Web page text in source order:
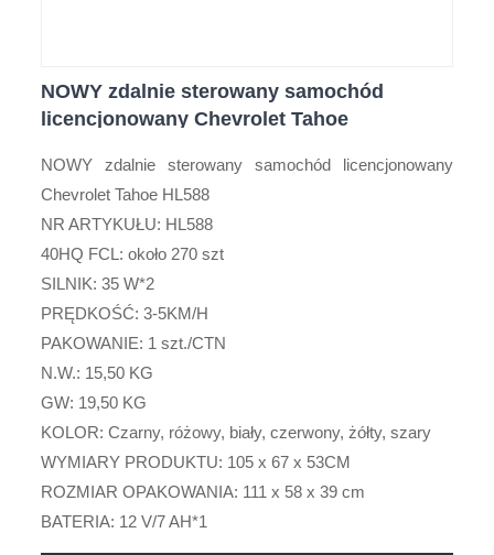
NOWY zdalnie sterowany samochód
licencjonowany Chevrolet Tahoe
NOWY zdalnie sterowany samochód licencjonowany
Chevrolet Tahoe HL588
NR ARTYKUŁU: HL588
40HQ FCL: około 270 szt
SILNIK: 35 W*2
PRĘDKOŚĆ: 3-5KM/H
PAKOWANIE: 1 szt./CTN
N.W.: 15,50 KG
GW: 19,50 KG
KOLOR: Czarny, różowy, biały, czerwony, żółty, szary
WYMIARY PRODUKTU: 105 x 67 x 53CM
ROZMIAR OPAKOWANIA: 111 x 58 x 39 cm
BATERIA: 12 V/7 AH*1